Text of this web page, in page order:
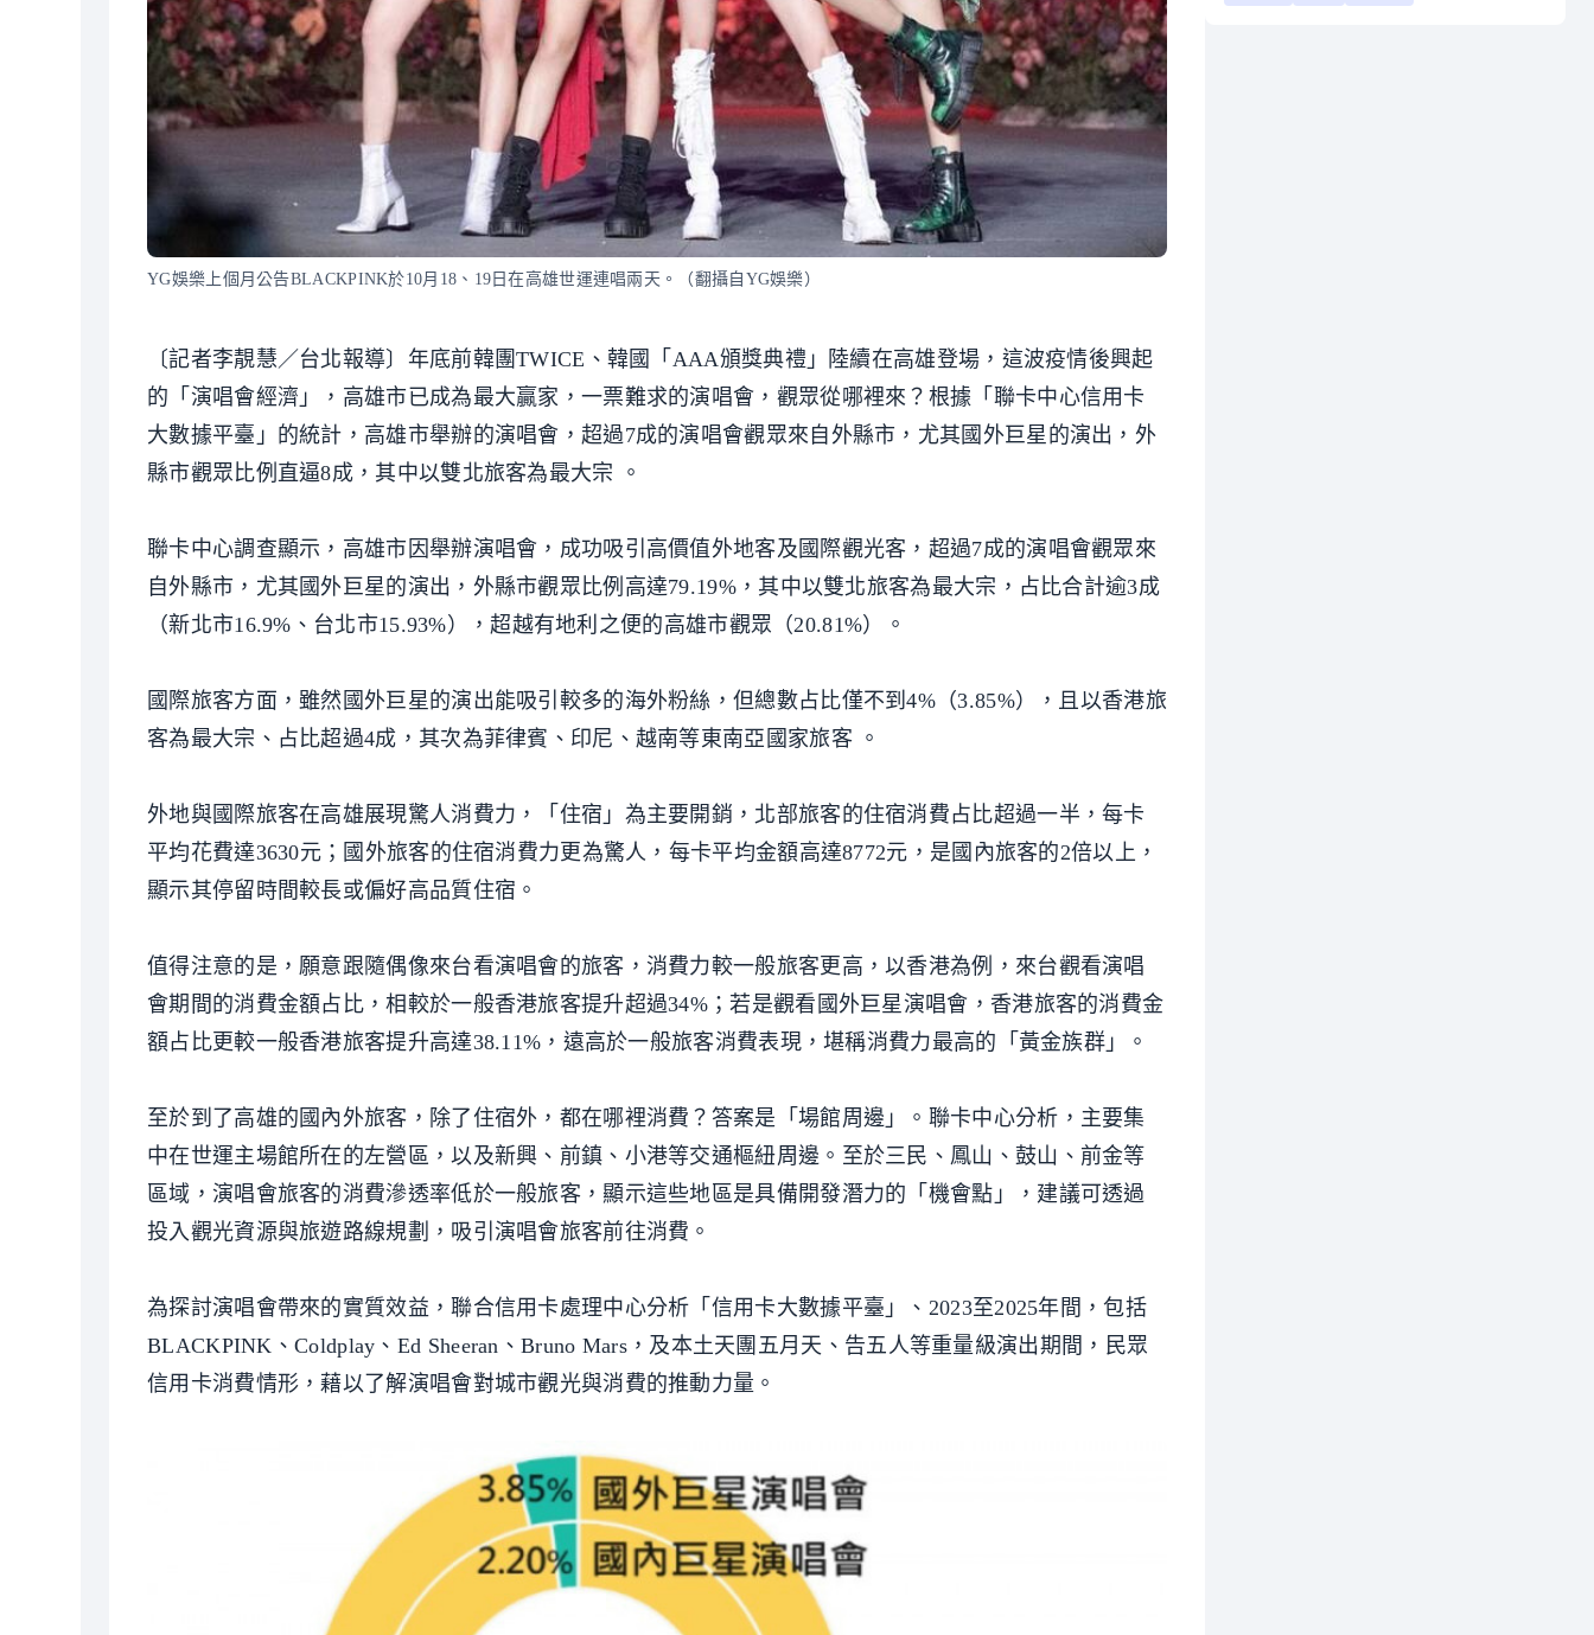
YG娛樂上個月公告BLACKPINK於10月18、19日在高雄世運連唱兩天。（翻攝自YG娛樂）
〔記者李靚慧／台北報導〕年底前韓團TWICE、韓國「AAA頒獎典禮」陸續在高雄登場，這波疫情後興起
的「演唱會經濟」，高雄市已成為最大贏家，一票難求的演唱會，觀眾從哪裡來？根據「聯卡中心信用卡
大數據平臺」的統計，高雄市舉辦的演唱會，超過7成的演唱會觀眾來自外縣市，尤其國外巨星的演出，外
縣市觀眾比例直逼8成，其中以雙北旅客為最大宗 。
聯卡中心調查顯示，高雄市因舉辦演唱會，成功吸引高價值外地客及國際觀光客，超過7成的演唱會觀眾來
自外縣市，尤其國外巨星的演出，外縣市觀眾比例高達79.19%，其中以雙北旅客為最大宗，占比合計逾3成
（新北市16.9%、台北市15.93%），超越有地利之便的高雄市觀眾（20.81%）。
國際旅客方面，雖然國外巨星的演出能吸引較多的海外粉絲，但總數占比僅不到4%（3.85%），且以香港旅
客為最大宗、占比超過4成，其次為菲律賓、印尼、越南等東南亞國家旅客 。
外地與國際旅客在高雄展現驚人消費力，「住宿」為主要開銷，北部旅客的住宿消費占比超過一半，每卡
平均花費達3630元；國外旅客的住宿消費力更為驚人，每卡平均金額高達8772元，是國內旅客的2倍以上，
顯示其停留時間較長或偏好高品質住宿。
值得注意的是，願意跟隨偶像來台看演唱會的旅客，消費力較一般旅客更高，以香港為例，來台觀看演唱
會期間的消費金額占比，相較於一般香港旅客提升超過34%；若是觀看國外巨星演唱會，香港旅客的消費金
額占比更較一般香港旅客提升高達38.11%，遠高於一般旅客消費表現，堪稱消費力最高的「黃金族群」。
至於到了高雄的國內外旅客，除了住宿外，都在哪裡消費？答案是「場館周邊」。聯卡中心分析，主要集
中在世運主場館所在的左營區，以及新興、前鎮、小港等交通樞紐周邊。至於三民、鳳山、鼓山、前金等
區域，演唱會旅客的消費滲透率低於一般旅客，顯示這些地區是具備開發潛力的「機會點」，建議可透過
投入觀光資源與旅遊路線規劃，吸引演唱會旅客前往消費。
為探討演唱會帶來的實質效益，聯合信用卡處理中心分析「信用卡大數據平臺」、2023至2025年間，包括
BLACKPINK、Coldplay、Ed Sheeran、Bruno Mars，及本土天團五月天、告五人等重量級演出期間，民眾
信用卡消費情形，藉以了解演唱會對城市觀光與消費的推動力量。